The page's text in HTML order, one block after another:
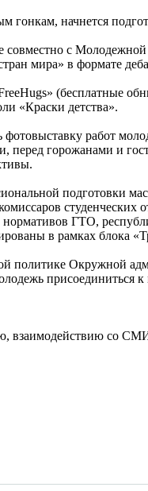
гонкам, начнется
совместно с
мира» в формате
(бесплатные
«Краски детства».
работ
перед горожанами и
подготовки
студенческих
ГТО,
в рамках блока
политике Окружной
присоединиться
взаимодействию со